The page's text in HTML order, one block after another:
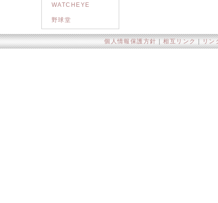
WATCHEYE
野球堂
個人情報保護方針 |相互リンク リン